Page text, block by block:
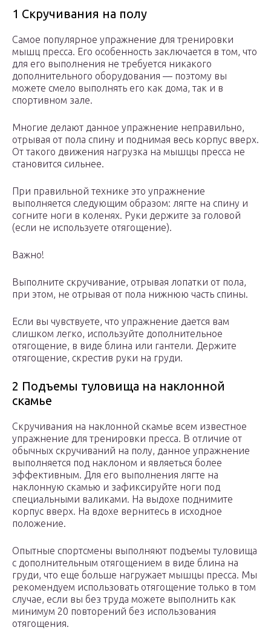
1 Скручивания на полу
Самое популярное упражнение для тренировки
мышц пресса. Его особенность заключается в том, что
для его выполнения не требуется никакого
дополнительного оборудования — поэтому вы
можете смело выполнять его как дома, так и в
спортивном зале.
Многие делают данное упражнение неправильно,
отрывая от пола спину и поднимая весь корпус вверх.
От такого движения нагрузка на мышцы пресса не
становится сильнее.
При правильной технике это упражнение
выполняется следующим образом: лягте на спину и
согните ноги в коленях. Руки держите за головой
(если не используете отягощение).
Важно!
Выполните скручивание, отрывая лопатки от пола,
при этом, не отрывая от пола нижнюю часть спины.
Если вы чувствуете, что упражнение дается вам
слишком легко, используйте дополнительное
отягощение, в виде блина или гантели. Держите
отягощение, скрестив руки на груди.
2 Подъемы туловища на наклонной
скамье
Скручивания на наклонной скамье всем известное
упражнение для тренировки пресса. В отличие от
обычных скручиваний на полу, данное упражнение
выполняется под наклоном и являеться более
эффективным. Для его выполнения лягте на
наклонную скамью и зафиксируйте ноги под
специальными валиками. На выдохе поднимите
корпус вверх. На вдохе вернитесь в исходное
положение.
Опытные спортсмены выполняют подъемы туловища
с дополнительным отягощением в виде блина на
груди, что еще больше нагружает мышцы пресса. Мы
рекомендуем использовать отягощение только в том
случае, если вы без труда можете выполнить как
минимум 20 повторений без использования
отягощения.